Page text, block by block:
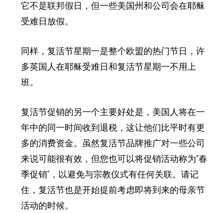
它不是联邦假日，但一些美国州和公司会在耶稣
受难日放假。
同样，复活节星期一是整个欧盟的热门节日，许
多英国人在耶稣受难日和复活节星期一不用上
班。
复活节促销的另一个主要好处是，美国人将在一
年中的同一时间收到退税，这让他们比平时有更
多的消费资金。虽然复活节品牌推广对一些公司
来说可能很有效，但您也可以将促销活动称为“春
季促销”，以避免与宗教仪式有任何关联。请记
住，复活节也是开始提前考虑即将到来的母亲节
活动的时候。